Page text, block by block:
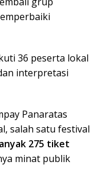
36 peserta lokal
interpretasi
Panaratas
salah satu festival
275 tiket
minat publik